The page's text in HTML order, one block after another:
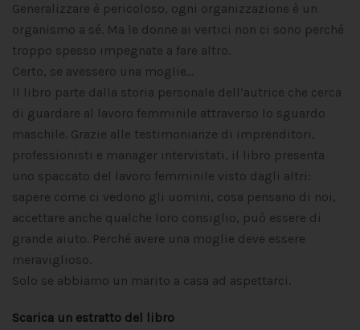
Generalizzare è pericoloso, ogni organizzazione è un
organismo a sé. Ma le donne ai vertici non ci sono perché
troppo spesso impegnate a fare altro.
Certo, se avessero una moglie…
Il libro parte dalla storia personale dell’autrice che cerca
di guardare al lavoro femminile attraverso lo sguardo
maschile. Grazie alle testimonianze di imprenditori,
professionisti e manager intervistati, il libro presenta
uno spaccato del lavoro femminile visto dagli altri:
sapere come ci vedono gli uomini, cosa pensano di noi,
accettare anche qualche loro consiglio, può essere di
grande aiuto. Perché avere una moglie deve essere
meraviglioso.
Solo se abbiamo un marito a casa ad aspettarci.
Scarica un estratto del libro